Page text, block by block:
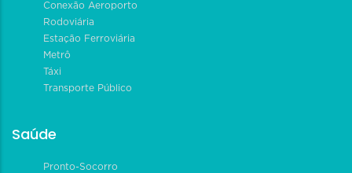
Conexão Aeroporto
Rodoviária
Estação Ferroviária
Metrô
Táxi
Transporte Público
Saúde
Pronto-Socorro